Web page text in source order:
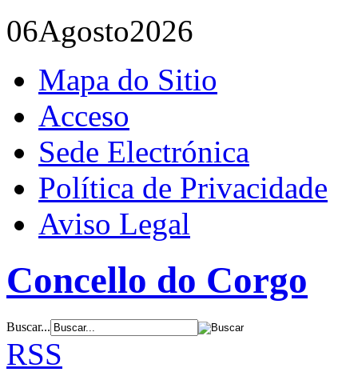
06Agosto2026
Mapa do Sitio
Acceso
Sede Electrónica
Política de Privacidade
Aviso Legal
Concello do Corgo
Buscar...
RSS